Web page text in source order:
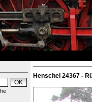
Henschel 24367 -